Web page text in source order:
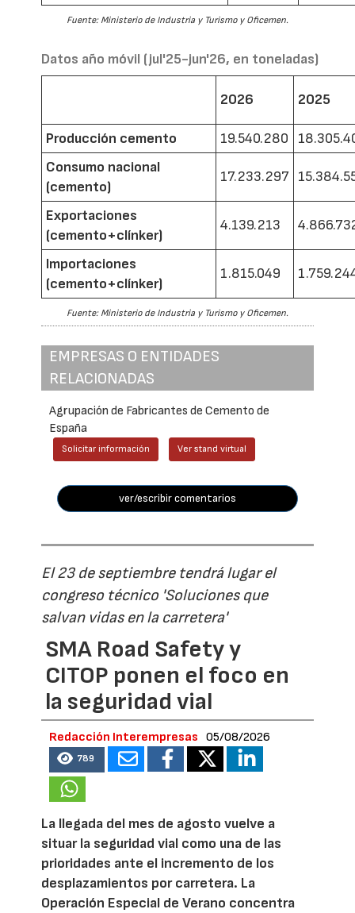
Fuente: Ministerio de Industria y Turismo y Oficemen.
Datos año móvil (jul'25-jun'26, en toneladas)
2026 2025
Producción cemento 19.540.280
Consumo nacional
(cemento)
17.233.297
Exportaciones
(cemento+clínker)
4.139.213
Importaciones
(cemento+clínker)
1.815.049
Fuente: Ministerio de Industria y Turismo y Oficemen.
EMPRESAS O ENTIDADES
RELACIONADAS
Agrupación de Fabricantes de Cemento de
España
Solicitar información Ver stand virtual
ver/escribir comentarios
El 23 de septiembre tendrá lugar el
congreso técnico 'Soluciones que
salvan vidas en la carretera'
SMA Road Safety y
CITOP ponen el foco en
la seguridad vial
Redacción Interempresas 05/08/2026
789
La llegada del mes de agosto vuelve a
situar la seguridad vial como una de las
prioridades ante el incremento de los
desplazamientos por carretera. La
Operación Especial de Verano concentra